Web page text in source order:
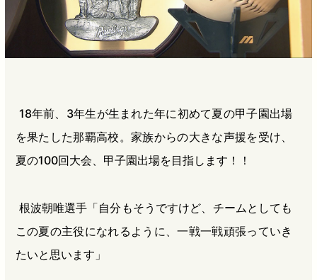
18年前、3年生が生まれた年に初めて夏の甲子園出場
を果たした那覇高校。家族からの大きな声援を受け、
夏の100回大会、甲子園出場を目指します！！
根波朝唯選手「自分もそうですけど、チームとしても
この夏の主役になれるように、一戦一戦頑張っていき
たいと思います」